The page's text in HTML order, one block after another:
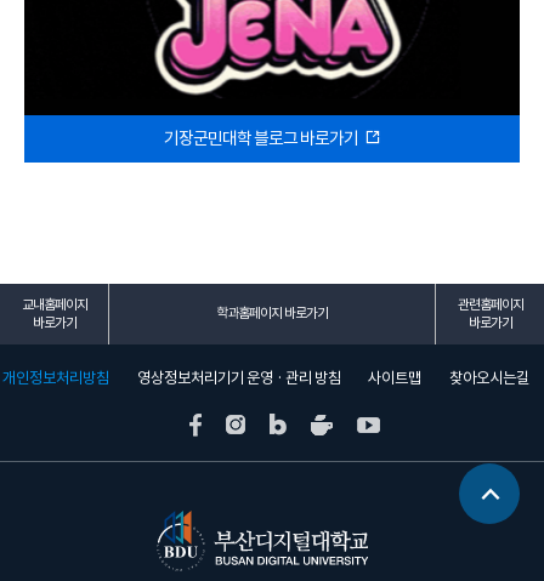
기장군민대학 블로그 바로가기
교내홈페이지
바로가기
학과홈페이지 바로가기
관련홈페이지
바로가기
개인정보처리방침 영상정보처리기기 운영 · 관리 방침 사이트맵 찾아오시는길